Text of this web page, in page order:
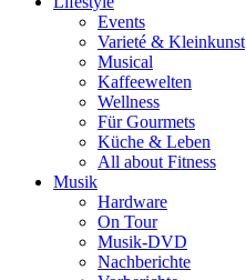
Events
Varieté & Kleinkunst
Musical
Kaffeewelten
Wellness
Für Gourmets
Küche & Leben
All about Fitness
Musik
Hardware
On Tour
Musik-DVD
Nachberichte